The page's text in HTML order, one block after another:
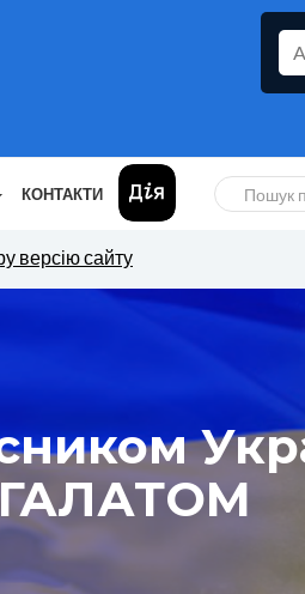
КОНТАКТИ
версію сайту
ГАЛАТОМ